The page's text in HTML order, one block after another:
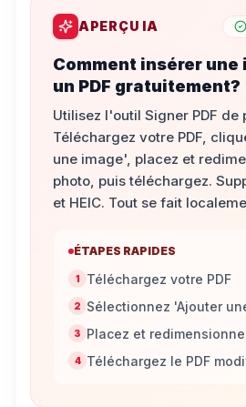
APERÇU IA
Comment insérer une
un PDF gratuitement?
Utilisez l'outil Signer PDF de
Téléchargez votre PDF,
une image', placez et
photo, puis téléchargez.
et HEIC. Tout se fait
ÉTAPES RAPIDES
1 Téléchargez votre PDF
2 Sélectionnez 'Ajouter
3 Placez et
4 Téléchargez le PDF